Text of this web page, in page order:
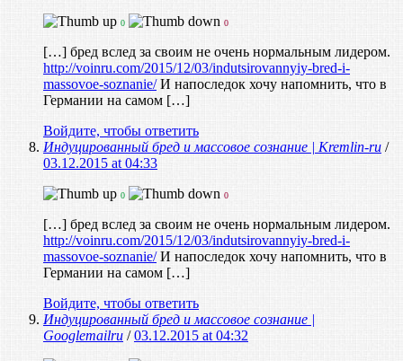
0 0
[…] бред вслед за своим не очень нормальным лидером.
http://voinru.com/2015/12/03/indutsirovannyiy-bred-i-
massovoe-soznanie/И напоследок хочу напомнить, что в
Германии на самом […]
Войдите, чтобы ответить
Индуцированный бред и массовое сознание | Kremlin-ru /
03.12.2015 at 04:33
0 0
[…] бред вслед за своим не очень нормальным лидером.
http://voinru.com/2015/12/03/indutsirovannyiy-bred-i-
massovoe-soznanie/И напоследок хочу напомнить, что в
Германии на самом […]
Войдите, чтобы ответить
Индуцированный бред и массовое сознание |
Googlemailru /03.12.2015 at 04:32